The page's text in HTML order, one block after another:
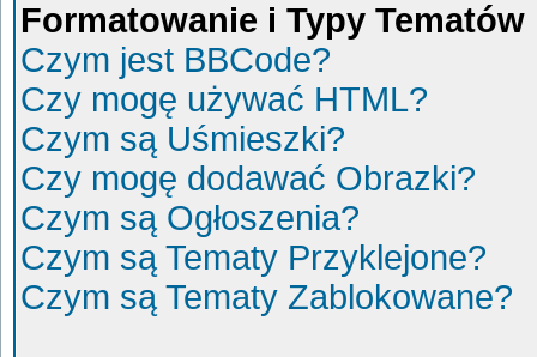
Formatowanie i Typy Tematów
Czym jest BBCode?
Czy mogę używać HTML?
Czym są Uśmieszki?
Czy mogę dodawać Obrazki?
Czym są Ogłoszenia?
Czym są Tematy Przyklejone?
Czym są Tematy Zablokowane?